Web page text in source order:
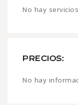
No hay
PRECIOS:
No hay